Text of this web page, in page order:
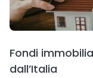
Fondi
dall’Italia